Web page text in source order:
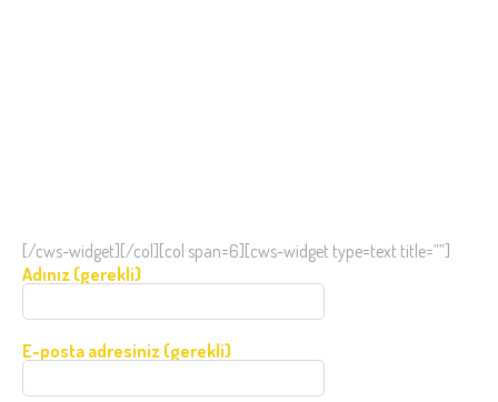
[/cws-widget][/col][col span=6][cws-widget type=text title=””]
Adınız (gerekli)
E-posta adresiniz (gerekli)